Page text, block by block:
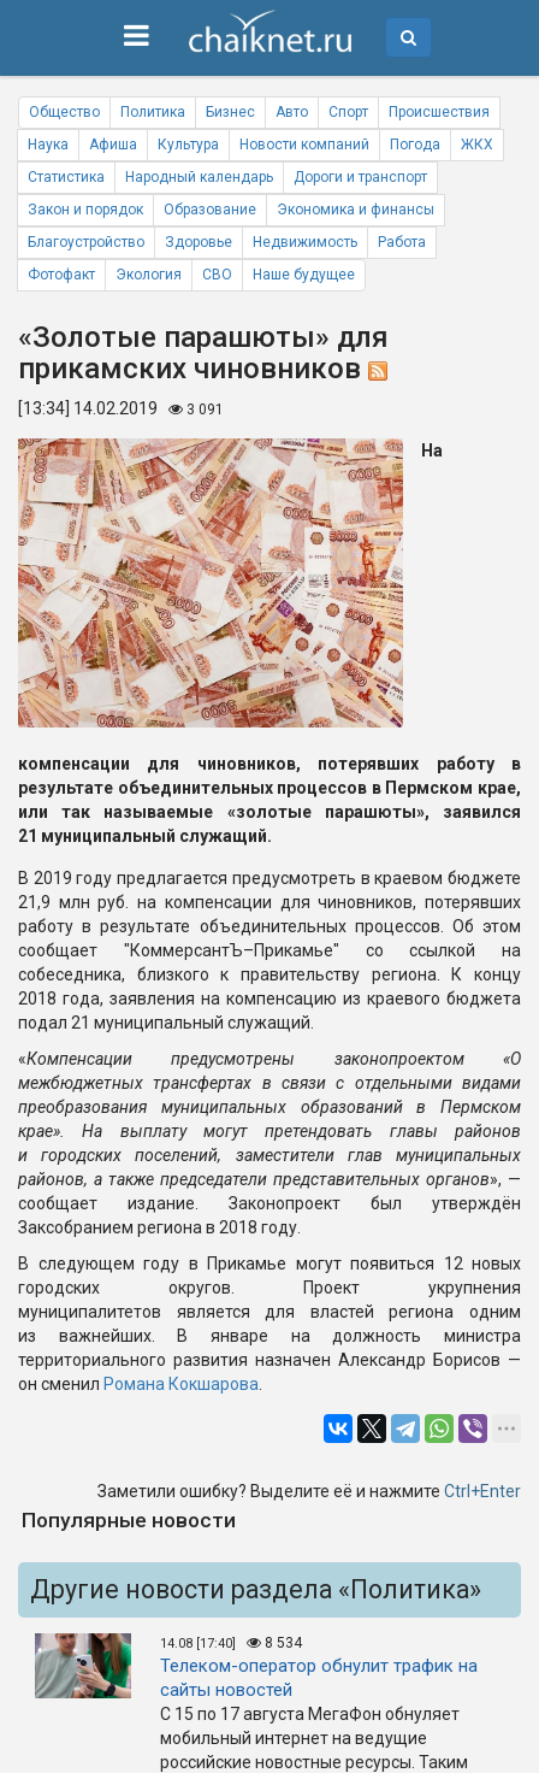
Общество Политика Бизнес Авто Спорт
Происшествия
Наука
Афиша Культура Новости компаний Погода
ЖКХ
Статистика
Народный календарь
Дороги и транспорт
Закон и порядок
Образование
Экономика и финансы
Благоустройство
Здоровье Недвижимость
Работа
Фотофакт
Экология СВО Наше будущее
«Золотые парашюты» для
прикамских чиновников
[13:34] 14.02.2019 3 091
На
компенсации для чиновников, потерявших работу в
результате объединительных процессов в Пермском крае,
или так называемые «золотые парашюты», заявился
21 муниципальный служащий.
В 2019 году предлагается предусмотреть в краевом бюджете
21,9 млн руб. на компенсации для чиновников, потерявших
работу в результате объединительных процессов. Об этом
сообщает "КоммерсантЪ–Прикамье" со ссылкой на
собеседника, близкого к правительству региона. К концу
2018 года, заявления на компенсацию из краевого бюджета
подал 21 муниципальный служащий.
«Компенсации предусмотрены законопроектом «О
межбюджетных трансфертах в связи с отдельными видами
преобразования муниципальных образований в Пермском
крае». На выплату могут претендовать главы районов
и городских поселений, заместители глав муниципальных
районов, а также председатели представительных органов», —
сообщает издание. Законопроект был утверждён
Заксобранием региона в 2018 году.
В следующем году в Прикамье могут появиться 12 новых
городских округов. Проект укрупнения
муниципалитетов является для властей региона одним
из важнейших. В январе на должность министра
территориального развития назначен Александр Борисов —
он сменил Романа Кокшарова
Заметили ошибку? Выделите её и нажмите Ctrl+Enter
Популярные новости
Другие новости раздела «Политика»
14.08 [17:40] 8 534
Телеком-оператор обнулит трафик на
сайты новостей
С 15 по 17 августа МегаФон обнуляет
мобильный интернет на ведущие
российские новостные ресурсы. Таким